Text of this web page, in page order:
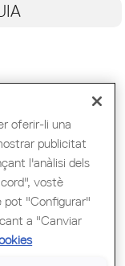
oferir-li una
publicitat
l'anàlisi dels
vostè
pot "Configurar"
a "Canviar